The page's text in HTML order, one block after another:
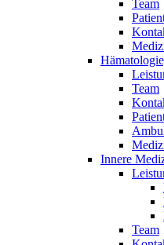
Team
Team
Innere
Team